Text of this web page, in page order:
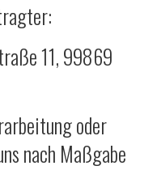
11, 99869
oder
nach Maßgabe